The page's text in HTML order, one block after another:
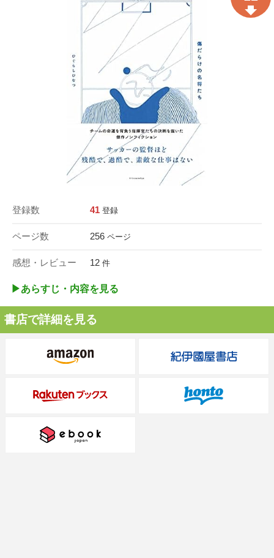
登録数 41 登録
ページ数 256 ページ
感想・レビュー 12 件
▶︎あらすじ・内容を見る
書店で詳細を見る